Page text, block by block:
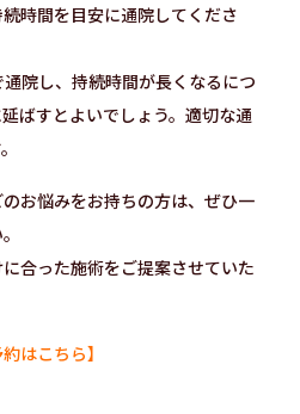
時間を目安に通院してくださ
院し、持続時間が長くなるにつ
ばすとよいでしょう。適切な通
お悩みをお持ちの方は、ぜひ一
合った施術をご提案させていた
はこちら】